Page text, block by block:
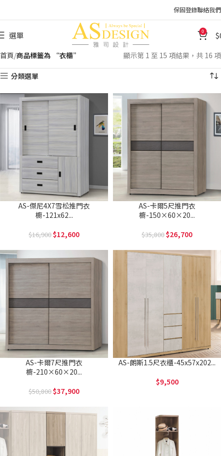
保固登錄聯絡我們
選單 0
首頁 商品標籤為 “衣櫃” 顯示第 1 至 15 項結果，共 16 項
分類選單
AS-傑尼4X7雪松推門衣
櫥-121x62...
16,900 12,600
AS-卡爾5尺推門衣
櫥-150×60×20...
35,800 26,700
AS-卡爾7尺推門衣
櫥-210×60×20...
50,800 37,900
AS-朗斯1.5尺衣櫃-45x57x202...
9,500